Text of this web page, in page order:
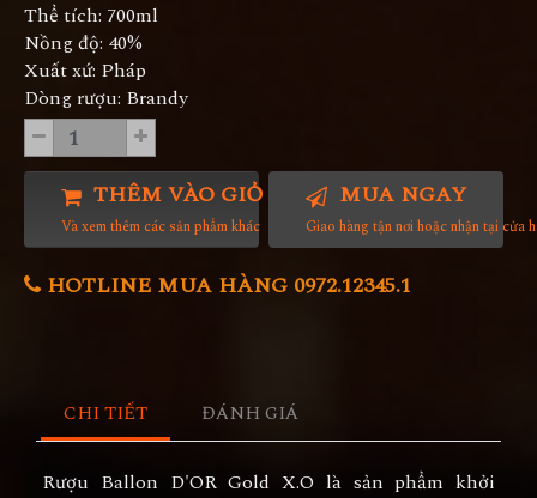
Thể tích: 700ml
Nồng độ: 40%
Xuất xứ: Pháp
Dòng rượu: Brandy
THÊM VÀO GIỎ HÀNG
Và xem thêm các sản phẩm khác
MUA NGAY
Giao hàng tận nơi hoặc nhận tại cửa
HOTLINE MUA HÀNG 0972.12345.1
CHI TIẾT ĐÁNH GIÁ
Rượu Ballon D'OR Gold X.O là sản phẩm khởi